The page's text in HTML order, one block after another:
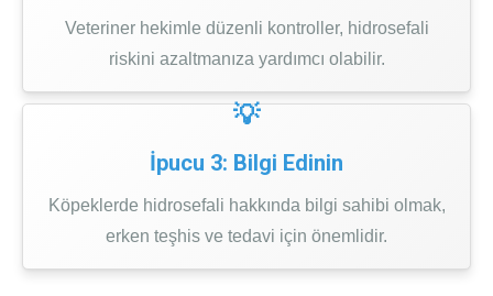
Veteriner hekimle düzenli kontroller, hidrosefali
riskini azaltmanıza yardımcı olabilir.
İpucu 3: Bilgi Edinin
Köpeklerde hidrosefali hakkında bilgi sahibi olmak,
erken teşhis ve tedavi için önemlidir.